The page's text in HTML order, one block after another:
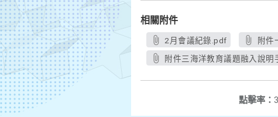
相關附件
2月會議紀錄.pdf 附件
附件三海洋教育議題融入說明
點擊率：